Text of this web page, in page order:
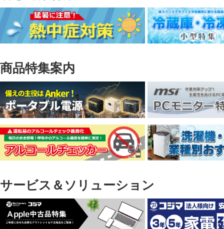
商品特集案内
サービス＆ソリューション